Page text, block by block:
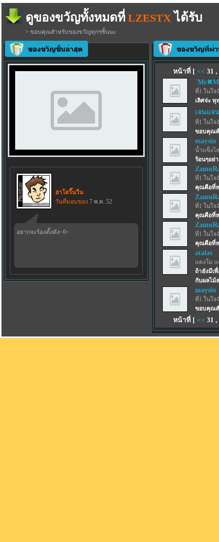
ดูของขวัญทั้งหมดที่ LZESTX ได้รับ
> ขอบคุณสำหรับของขวัญทุกๆชิ้นนะ
ฮาโลวี๊นวีน
วันที่มอบของ 7 พ.ค. 52
อยากจะร้องดั๊งดัง~0~
หน้าที่ [ << 31,
ที่1 ในใจ
เลิศจ่ะ หุ
เจนแจน
ที่1 ในใจ
ขอบคุณส
maysin
น้ำแข็งไ
ร้อนๆอย่
ที่1 ในใจ
คุณคือที่ห
ที่1 ในใจ
คุณคือที่ห
ที่1 ในใจ
คุณคือที่ห
atalas
แตงโม
ถ้ายังมีเ
กับผลไม้
maysin
ที่1 ในใจ
ขอบคุณส
หน้าที่ [ << 31,